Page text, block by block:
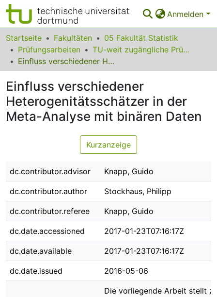
Anmelden
Bereiche & Sammlungen
Das gesamte Repositorium
FAQ
Leitlinien
Zurück zur Startseite
Startseite Fakultäten
05 Fakultät Statistik
Prüfungsarbeiten
TU-weit zugängliche Prüfungsarbeiten
Einfluss verschiedener Heterogenitätsschätzer in der Meta-Analyse mit binären Daten
Einfluss verschiedener
Heterogenitätsschätzer in der
Meta-Analyse mit binären Daten
Kurzanzeige
dc.contributor.advisor Knapp, Guido
dc.contributor.author Stockhaus, Philipp
dc.contributor.referee Knapp, Guido
dc.date.accessioned 2017-01-23T07:16:17Z
dc.date.available 2017-01-23T07:16:17Z
dc.date.issued 2016-05-06
Die vorliegende Arbeit stellt